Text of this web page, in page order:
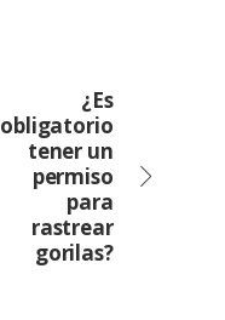
¿Es
obligatorio
tener un
permiso
para
rastrear
gorilas?